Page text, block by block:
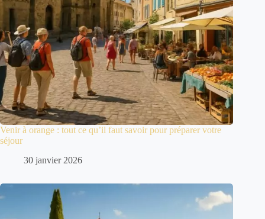
Venir à orange : tout ce qu’il faut savoir pour préparer votre
séjour
30 janvier 2026